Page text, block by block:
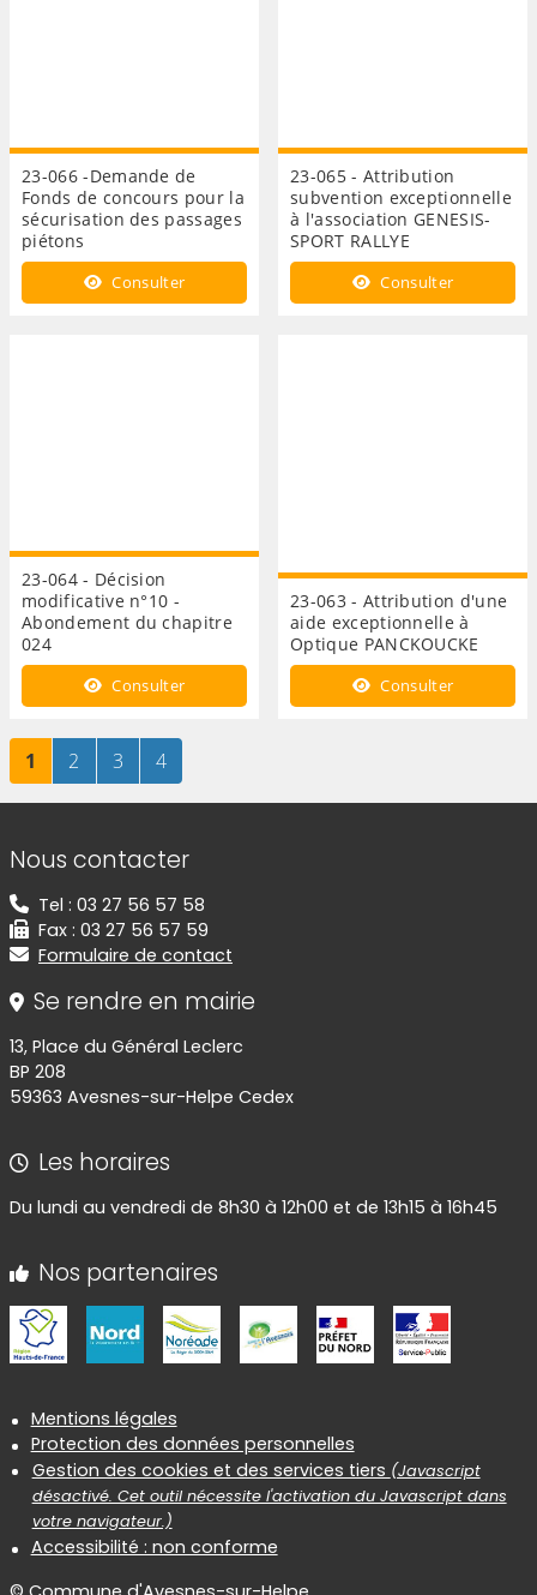
23-066 -Demande de
Fonds de concours pour la
sécurisation des passages
piétons
Consulter
23-065 - Attribution
subvention exceptionnelle
à l'association GENESIS-
SPORT RALLYE
Consulter
23-064 - Décision
modificative n°10 -
Abondement du chapitre
024
Consulter
23-063 - Attribution d'une
aide exceptionnelle à
Optique PANCKOUCKE
Consulter
Page
1 sur 4Page
2 sur 4Page
3sur 4Page
4sur 4
Informations de contact
Nous contacter
Tel : 03 27 56 57 58
Fax : 03 27 56 57 59
Formulaire de contact
Se rendre en mairie
13, Place du Général Leclerc
BP 208
59363 Avesnes-sur-Helpe Cedex
Les horaires
Du lundi au vendredi de 8h30 à 12h00 et de 13h15 à 16h45
Nos partenaires
Informations réglementaires
Mentions légales
Protection des données personnelles
Gestion des cookies et des services tiers (Javascript
désactivé. Cet outil nécessite l'activation du Javascript dans
votre navigateur.)
Accessibilité : non conforme